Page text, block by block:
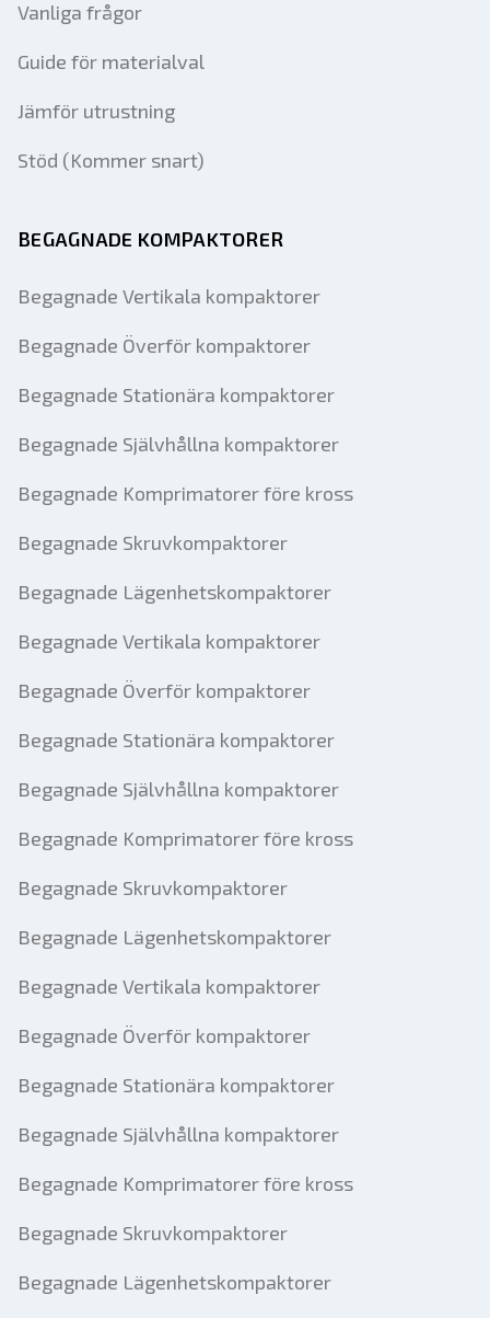
Vanliga frågor
Guide för materialval
Jämför utrustning
Stöd (Kommer snart)
BEGAGNADE KOMPAKTORER
Begagnade Vertikala kompaktorer
Begagnade Överför kompaktorer
Begagnade Stationära kompaktorer
Begagnade Självhållna kompaktorer
Begagnade Komprimatorer före kross
Begagnade Skruvkompaktorer
Begagnade Lägenhetskompaktorer
Begagnade Vertikala kompaktorer
Begagnade Överför kompaktorer
Begagnade Stationära kompaktorer
Begagnade Självhållna kompaktorer
Begagnade Komprimatorer före kross
Begagnade Skruvkompaktorer
Begagnade Lägenhetskompaktorer
Begagnade Vertikala kompaktorer
Begagnade Överför kompaktorer
Begagnade Stationära kompaktorer
Begagnade Självhållna kompaktorer
Begagnade Komprimatorer före kross
Begagnade Skruvkompaktorer
Begagnade Lägenhetskompaktorer